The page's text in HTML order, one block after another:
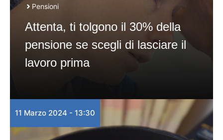
Pensioni
Attenta, ti tolgono il 30% della
pensione se scegli di lasciare il
lavoro prima
11 Marzo 2024 - 13:30